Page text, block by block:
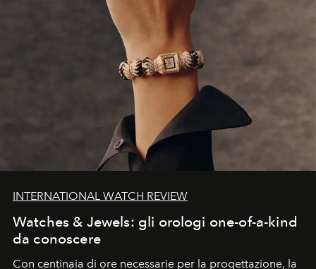
INTERNATIONAL WATCH REVIEW
Watches & Jewels: gli orologi one-of-a-kind
da conoscere
Con centinaia di ore necessarie per la progettazione, la